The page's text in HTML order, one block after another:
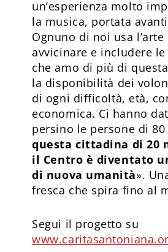
un’esperienza molto
la musica, portata
Ognuno di noi usa l’arte
avvicinare e includere le
che amo di più di
la disponibilità dei
di ogni difficoltà, età,
economica. Ci hanno
persino le persone di 80
questa cittadina di 20
il Centro è diventato
di nuova umanità».
fresca che spira fino al
Segui il progetto su